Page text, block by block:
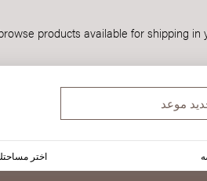
products available for shipping in
موعد
اختر